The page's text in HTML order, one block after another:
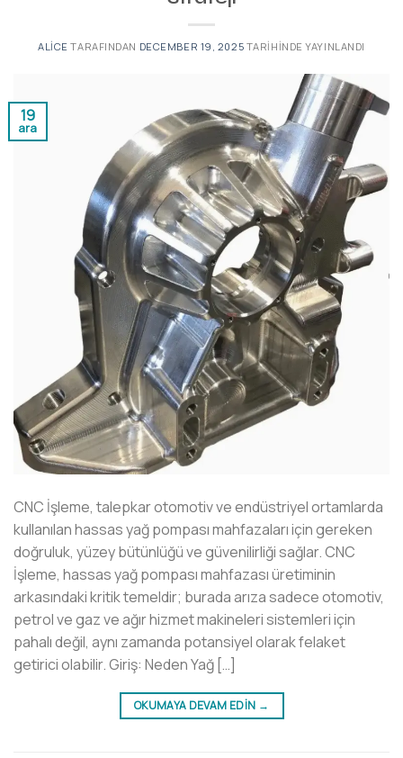
ALICE TARAFINDAN DECEMBER 19, 2025 TARIHINDE YAYINLANDI
19
ara
CNC İşleme, talepkar otomotiv ve endüstriyel ortamlarda
kullanılan hassas yağ pompası mahfazaları için gereken
doğruluk, yüzey bütünlüğü ve güvenilirliği sağlar. CNC
İşleme, hassas yağ pompası mahfazası üretiminin
arkasındaki kritik temeldir; burada arıza sadece otomotiv,
petrol ve gaz ve ağır hizmet makineleri sistemleri için
pahalı değil, aynı zamanda potansiyel olarak felaket
getirici olabilir. Giriş: Neden Yağ […]
OKUMAYA DEVAM EDIN →